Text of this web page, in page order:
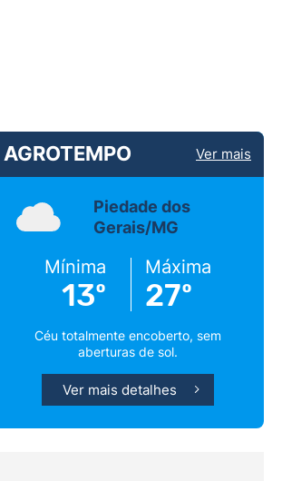
AGROTEMPO Ver mais
Piedade dos
Gerais/MG
Mínima
13º
Máxima
27º
Céu totalmente encoberto, sem
aberturas de sol.
Ver mais detalhes